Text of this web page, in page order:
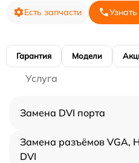
Есть запчасти
Гарантия Модели
Услуга
Замена DVI порта
Замена разъёмов VGA,
DVI